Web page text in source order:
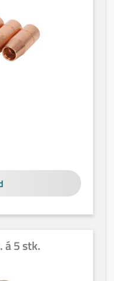
á 5 stk.